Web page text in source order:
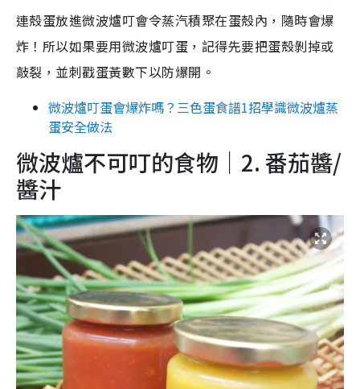
連殼蛋放進微波爐叮會令蒸汽積聚在蛋殼內，隨時會爆
炸！所以如果要用微波爐叮蛋，記得先要把蛋殼剝掉或
敲裂，並刺戳蛋黃數下以防爆開。
微波爐叮蛋會爆炸嗎？三色蛋食譜1招學識微波爐蒸
蛋安全做法
微波爐不可叮的食物｜2. 番茄醬/
醬汁